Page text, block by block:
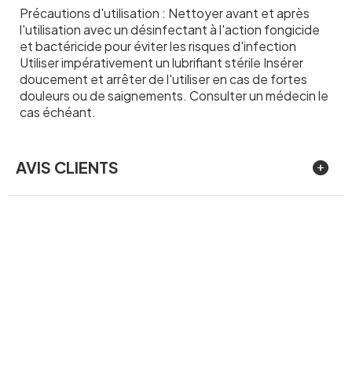
Précautions d'utilisation : Nettoyer avant et après
l'utilisation avec un désinfectant à l'action fongicide
et bactéricide pour éviter les risques d'infection
Utiliser impérativement un lubrifiant stérile Insérer
doucement et arrêter de l'utiliser en cas de fortes
douleurs ou de saignements. Consulter un médecin le
cas échéant.
AVIS CLIENTS